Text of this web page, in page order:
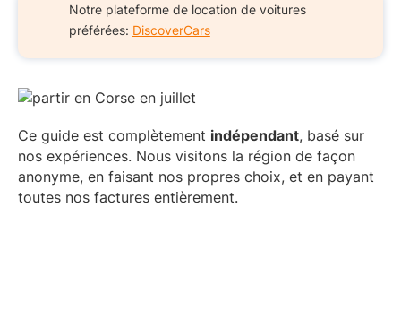
Notre plateforme de location de voitures
préférées: DiscoverCars
Ce guide est complètement indépendant, basé sur
nos expériences. Nous visitons la région de façon
anonyme, en faisant nos propres choix, et en payant
toutes nos factures entièrement.